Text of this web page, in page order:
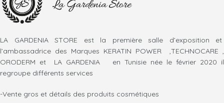
LA GARDENIA STORE est la première salle d’exposition et
l’ambassadrice des Marques KERATIN POWER ,TECHNOCARE ,
ORODERM et LA GARDENIA en Tunisie née le février 2020 il
regroupe différents services
-Vente gros et détails des produits cosmétiques